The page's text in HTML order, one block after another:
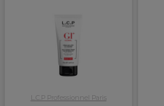
L.C.P Professionnel Paris